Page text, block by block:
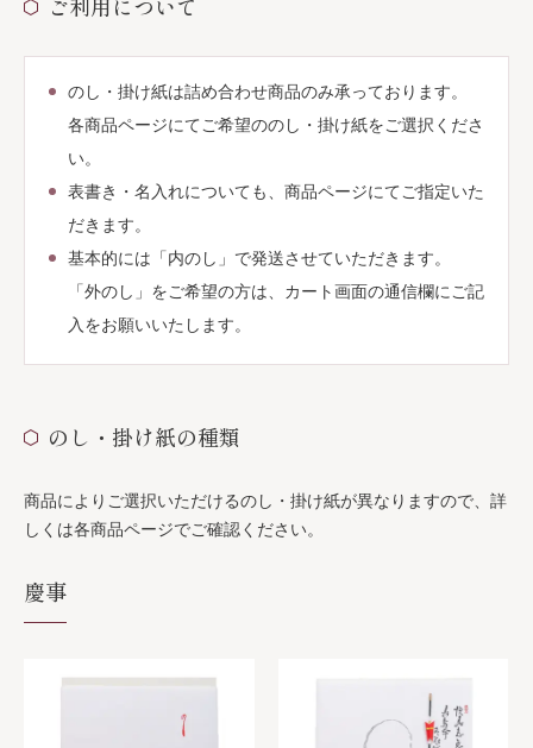
ご利用について
のし・掛け紙は詰め合わせ商品のみ承っております。
各商品ページにてご希望ののし・掛け紙をご選択くださ
い。
表書き・名入れについても、商品ページにてご指定いた
だきます。
基本的には「内のし」で発送させていただきます。
「外のし」をご希望の方は、カート画面の通信欄にご記
入をお願いいたします。
のし・掛け紙の種類
商品によりご選択いただけるのし・掛け紙が異なりますので、詳
しくは各商品ページでご確認ください。
慶事